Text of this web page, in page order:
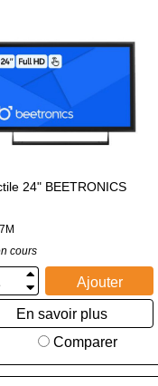
24" BEETRONICS
cours
Ajouter
En savoir plus
Comparer